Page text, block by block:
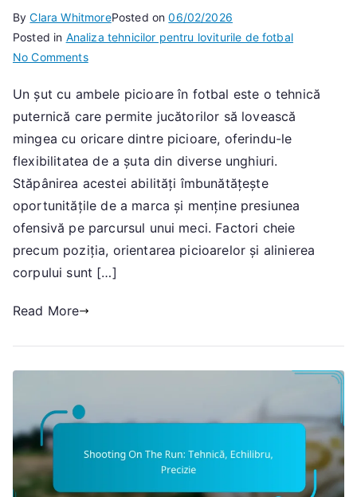
ByClara WhitmorePosted on06/02/2026
Posted in Analiza tehnicilor pentru loviturile de fotbal
No Commentson
cu
ambele
picioare:
Versatilitate,
Tehnică,
Un șut cu ambele picioare în fotbal este o tehnică
puternică care permite jucătorilor să lovească
mingea cu oricare dintre picioare, oferindu-le
flexibilitatea de a șuta din diverse unghiuri.
Stăpânirea acestei abilități îmbunătățește
oportunitățile de a marca și menține presiunea
ofensivă pe parcursul unui meci. Factori cheie
precum poziția, orientarea picioarelor și alinierea
corpului sunt […]
Read More